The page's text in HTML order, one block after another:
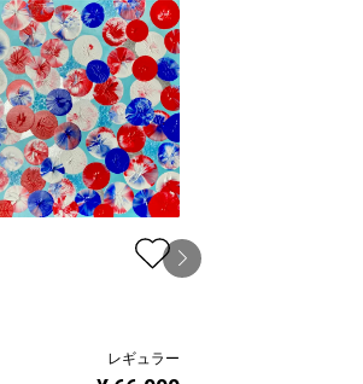
レギュラー